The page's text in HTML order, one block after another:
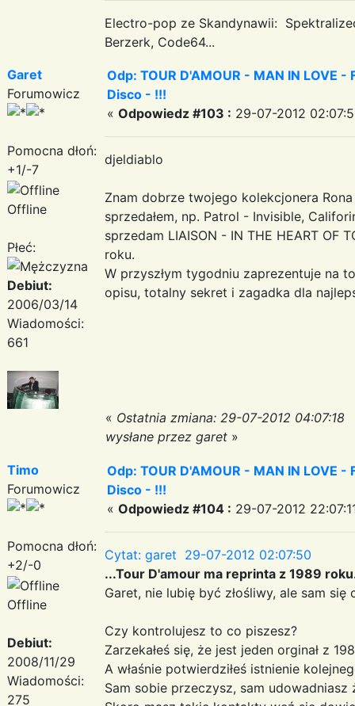
Electro-pop ze Skandynawii:
Berzerk, Code64...
Garet
Forumowicz
Pomocna dłoń:
+1/-7
Offline
Płeć:
Debiut:
2006/03/14
Wiadomości:
661
Odp: TOUR D'AMOUR - MAN IN LOVE
Disco - !!!
« Odpowiedz #103 : 29-07-2012
djeldiablo
Znam dobrze twojego kolekcjonera
sprzedałem, np. Patrol - Invisible,
sprzedam LIAISON - IN THE HEART OF
roku.
W przyszłym tygodniu zaprezentuje na
opisu, totalny sekret i zagadka dla
« Ostatnia zmiana: 29-07-2012 04:07:18
wysłane przez garet »
Timo
Forumowicz
Pomocna dłoń:
+2/-0
Offline
Debiut:
2008/11/29
Wiadomości:
275
Odp: TOUR D'AMOUR - MAN IN LOVE
Disco - !!!
« Odpowiedz #104 : 29-07-2012
Cytat: garet 29-07-2012 02:07:50
...Tour D'amour ma reprinta z 1989
Garet, nie lubię być złośliwy, ale sam się
Czy kontrolujesz to co piszesz?
Zarzekałeś się, że jest jeden orginał z
A właśnie potwierdziłeś istnienie
Sam sobie przeczysz, sam udowadniasz